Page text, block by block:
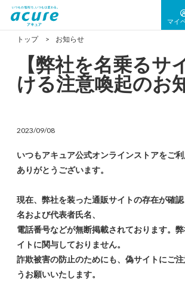
マイ
トップ お知らせ
【弊社を名乗るサ
ける注意喚起のお
2023/09/08
いつもアキュア公式オンラインストアをご
ありがとうございます。
現在、弊社を装った通販サイトの存在が確
名および代表者氏名、
電話番号などが無断掲載されております。
イトに関与しておりません。
詐欺被害の防止のためにも、偽サイトにご
うお願いいたします。